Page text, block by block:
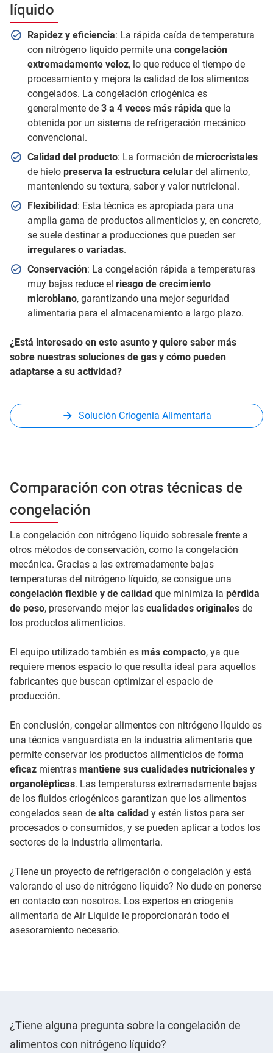
líquido
Rapidez y eficiencia: La rápida caída de temperatura
con nitrógeno líquido permite una congelación
extremadamente veloz, lo que reduce el tiempo de
procesamiento y mejora la calidad de los alimentos
congelados. La congelación criogénica es
generalmente de 3 a 4 veces más rápida que la
obtenida por un sistema de refrigeración mecánico
convencional.
Calidad del producto: La formación de microcristales
de hielo preserva la estructura celulardel alimento,
manteniendo su textura, sabor y valor nutricional.
Flexibilidad: Esta técnica es apropiada para una
amplia gama de productos alimenticios y, en concreto,
se suele destinar a producciones que pueden ser
irregulares o variadas.
Conservación: La congelación rápida a temperaturas
muy bajas reduce el riesgo de crecimiento
microbiano, garantizando una mejor seguridad
alimentaria para el almacenamiento a largo plazo.
¿Está interesado en este asunto y quiere saber más
sobre nuestras soluciones de gas y cómo pueden
adaptarse a su actividad?
Solución Criogenia Alimentaria
Comparación con otras técnicas de
congelación
La congelación con nitrógeno líquido sobresale frente a
otros métodos de conservación, como la congelación
mecánica. Gracias a las extremadamente bajas
temperaturas del nitrógeno líquido, se consigue una
congelación flexible y de calidad que minimiza la pérdida
de peso, preservando mejor las cualidades originales de
los productos alimenticios.
El equipo utilizado también es más compacto, ya que
requiere menos espacio lo que resulta ideal para aquellos
fabricantes que buscan optimizar el espacio de
producción.
En conclusión, congelar alimentos con nitrógeno líquido es
una técnica vanguardista en la industria alimentaria que
permite conservar los productos alimenticios de forma
eficaz mientras mantiene sus cualidades nutricionales y
organolépticas. Las temperaturas extremadamente bajas
de los fluidos criogénicos garantizan que los alimentos
congelados sean de alta calidad y estén listos para ser
procesados o consumidos, y se pueden aplicar a todos los
sectores de la industria alimentaria.
¿Tiene un proyecto de refrigeración o congelación y está
valorando el uso de nitrógeno líquido? No dude en ponerse
en contacto con nosotros. Los expertos en criogenia
alimentaria de Air Liquide le proporcionarán todo el
asesoramiento necesario.
¿Tiene alguna pregunta sobre la congelación de
alimentos con nitrógeno líquido?